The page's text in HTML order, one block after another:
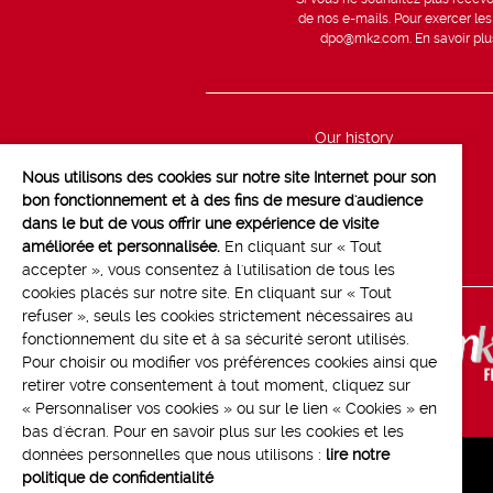
de nos e-mails. Pour exercer
dpo@mk2.com. En savoir
Our history
mk2 innovation
mk2 éditions
Nous utilisons des cookies sur notre site Internet pour son
bon fonctionnement et à des fins de mesure d'audience
dans le but de vous offrir une expérience de visite
améliorée et personnalisée. En cliquant sur « Tout
accepter », vous consentez à l'utilisation de tous les
cookies placés sur notre site. En cliquant sur « Tout
refuser », seuls les cookies strictement nécessaires au
fonctionnement du site et à sa sécurité seront utilisés.
Pour choisir ou modifier vos préférences cookies ainsi que
retirer votre consentement à tout moment, cliquez sur
« Personnaliser vos cookies » ou sur le lien « Cookies » en
bas d'écran. Pour en savoir plus sur les cookies et les
données personnelles que nous utilisons : lire notre
politique de confidentialité